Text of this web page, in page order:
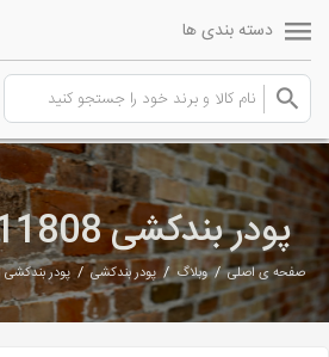
دسته بندی ها
پودر بندکشی 09127511808☎️
صفحه ی اصلی/وبلاگ/پودر بندکشی /پودر بندکشی 09127511808☎️